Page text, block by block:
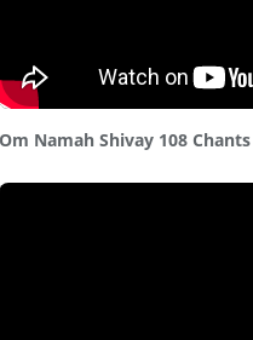
Om Namah Shivay 108 Chants